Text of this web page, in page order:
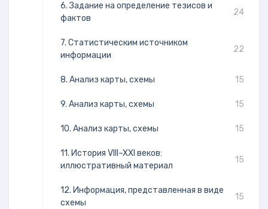
6. Задание на определение тезисов и
фактов
24
7. Статистическим источником
информации
22
8. Анализ карты, схемы 15
9. Анализ карты, схемы 15
10. Анализ карты, схемы 15
11. История VIII–XXI веков:
иллюстративный материал
15
12. Информация, представленная в виде
схемы
15